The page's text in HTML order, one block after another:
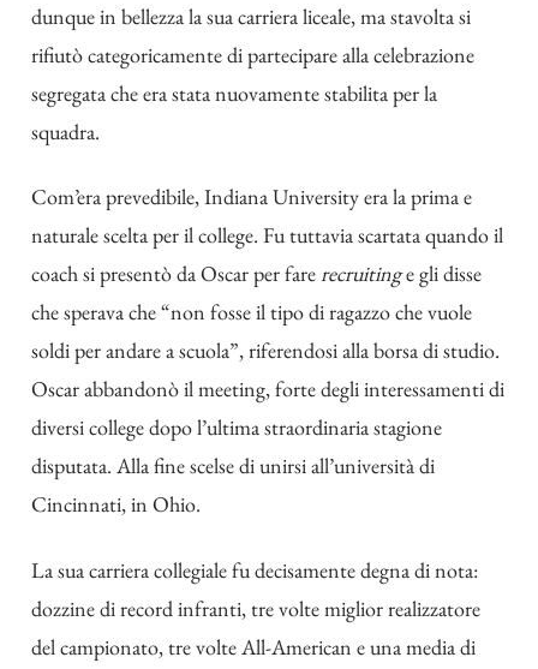
dunque in bellezza la sua carriera liceale, ma stavolta si
rifiutò categoricamente di partecipare alla celebrazione
segregata che era stata nuovamente stabilita per la
squadra.
Com’era prevedibile, Indiana University era la prima e
naturale scelta per il college. Fu tuttavia scartata quando il
coach si presentò da Oscar per farerecruitinge gli disse
che sperava che “non fosse il tipo di ragazzo che vuole
soldi per andare a scuola”, riferendosi alla borsa di studio.
Oscar abbandonò il meeting, forte degli interessamenti di
diversi college dopo l’ultima straordinaria stagione
disputata. Alla fine scelse di unirsi all’università di
Cincinnati, in Ohio.
La sua carriera collegiale fu decisamente degna di nota:
dozzine di record infranti, tre volte miglior realizzatore
del campionato, tre volte All-American e una media di